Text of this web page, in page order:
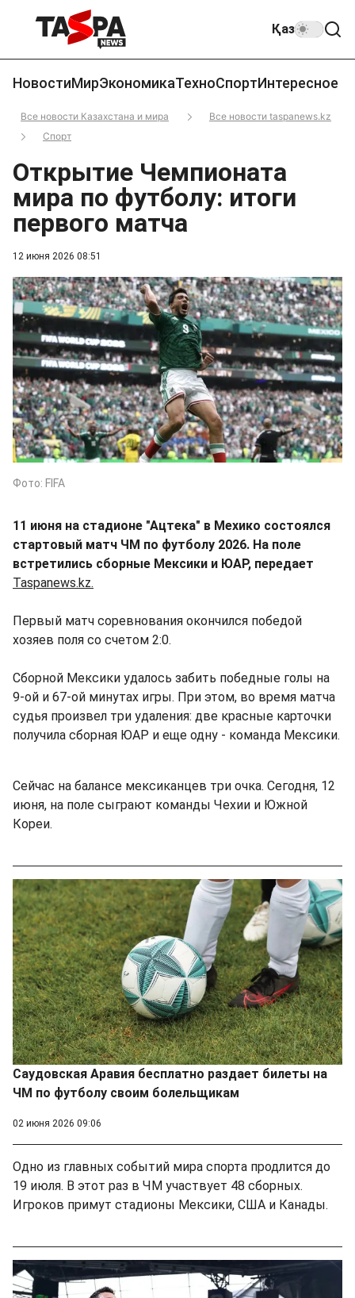
Қаз
НовостиМирЭкономикаТехноСпортИнтересное
Все новости Казахстана и мира
Все новости taspanews.kz
Спорт
12 июня 2026 08:51
Открытие Чемпионата
мира по футболу: итоги
первого матча
Фото: FIFA
11 июня на стадионе "Ацтека" в Мехико состоялся
стартовый матч ЧМ по футболу 2026. На поле
встретились сборные Мексики и ЮАР, передает
Taspanews.kz.
Первый матч соревнования окончился победой
хозяев поля со счетом 2:0.
Сборной Мексики удалось забить победные голы на
9-ой и 67-ой минутах игры. При этом, во время матча
судья произвел три удаления: две красные карточки
получила сборная ЮАР и еще одну - команда Мексики.
Сейчас на балансе мексиканцев три очка. Сегодня, 12
июня, на поле сыграют команды Чехии и Южной
Кореи.
Саудовская Аравия бесплатно раздает билеты на
ЧМ по футболу своим болельщикам
02 июня 2026 09:06
Одно из главных событий мира спорта продлится до
19 июля. В этот раз в ЧМ участвует 48 сборных.
Игроков примут стадионы Мексики, США и Канады.